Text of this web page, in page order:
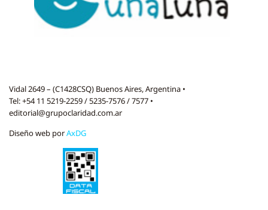
Vidal 2649 – (C1428CSQ) Buenos Aires, Argentina •
Tel: +54 11 5219-2259 / 5235-7576 / 7577 •
editorial@grupoclaridad.com.ar
Diseño web porAxDG